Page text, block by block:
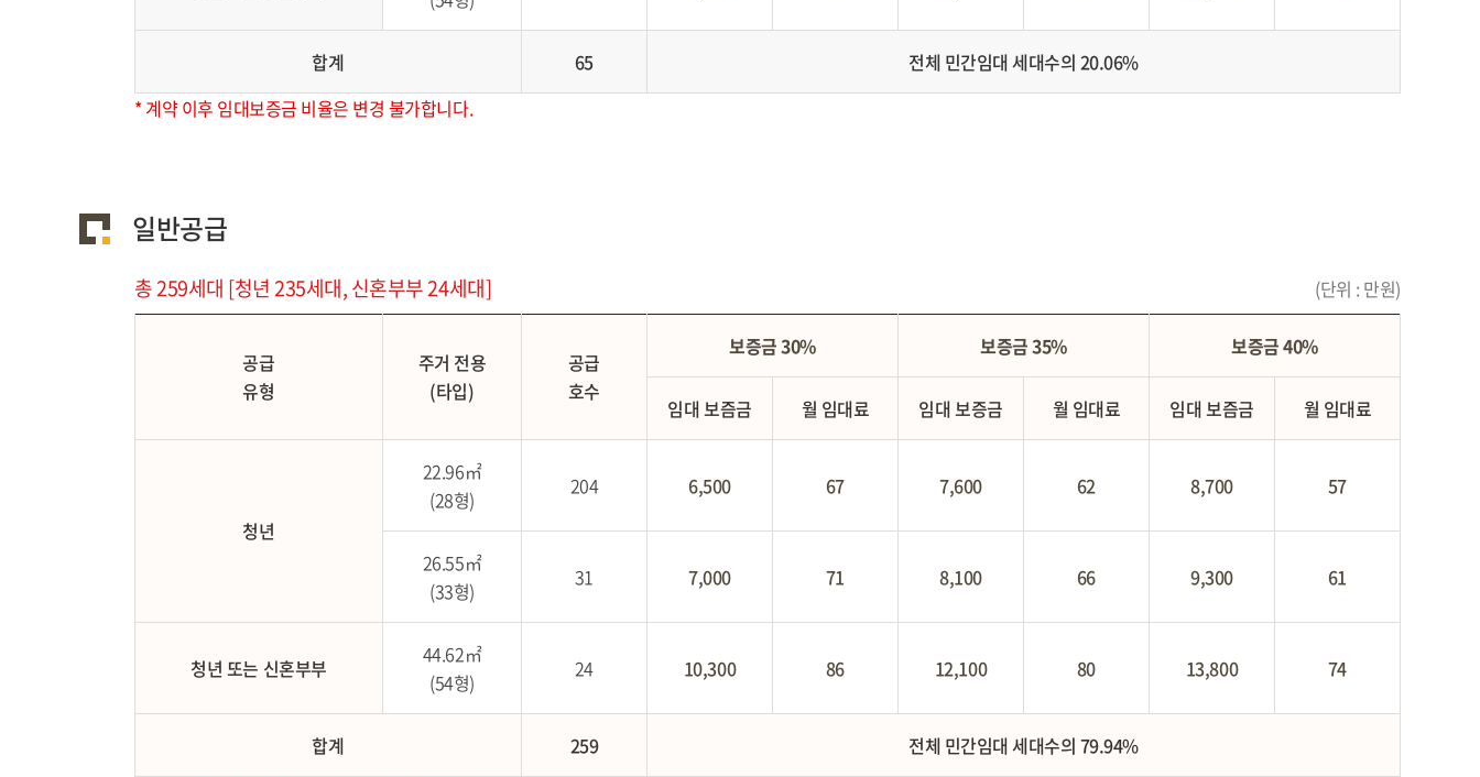
합계 65
전체 민간임대 세대수의 20.06%
* 계약 이후 임대보증금 비율은 변경 불가합니다.
일반공급
총 259세대 [청년 235세대, 신혼부부 24세대] (단위 : 만원)
공급
유형
주거 전용
(타입)
공급
호수
보증금 30% 보증금 35% 보증금 40%
임대 보즘금 월 임대료 임대 보증금 월 임대료 임대 보즘금 월 임대료
청년
22.96㎡
(28형)
204 6,500 67 7,600 62 8,700 57
26.55㎡
(33형)
31 7,000 71 8,100 66 9,300 61
청년 또는 신혼부부
44.62㎡
(54형)
24 10,300 86 12,100 80 13,800 74
합계 259
전체 민간임대 세대수의 79.94%